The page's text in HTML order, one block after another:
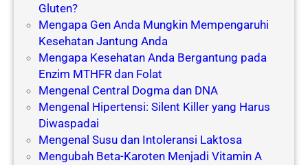
Gluten?
Mengapa Gen Anda Mungkin Mempengaruhi
Kesehatan Jantung Anda
Mengapa Kesehatan Anda Bergantung pada
Enzim MTHFR dan Folat
Mengenal Central Dogma dan DNA
Mengenal Hipertensi: Silent Killer yang Harus
Diwaspadai
Mengenal Susu dan Intoleransi Laktosa
Mengubah Beta-Karoten Menjadi Vitamin A